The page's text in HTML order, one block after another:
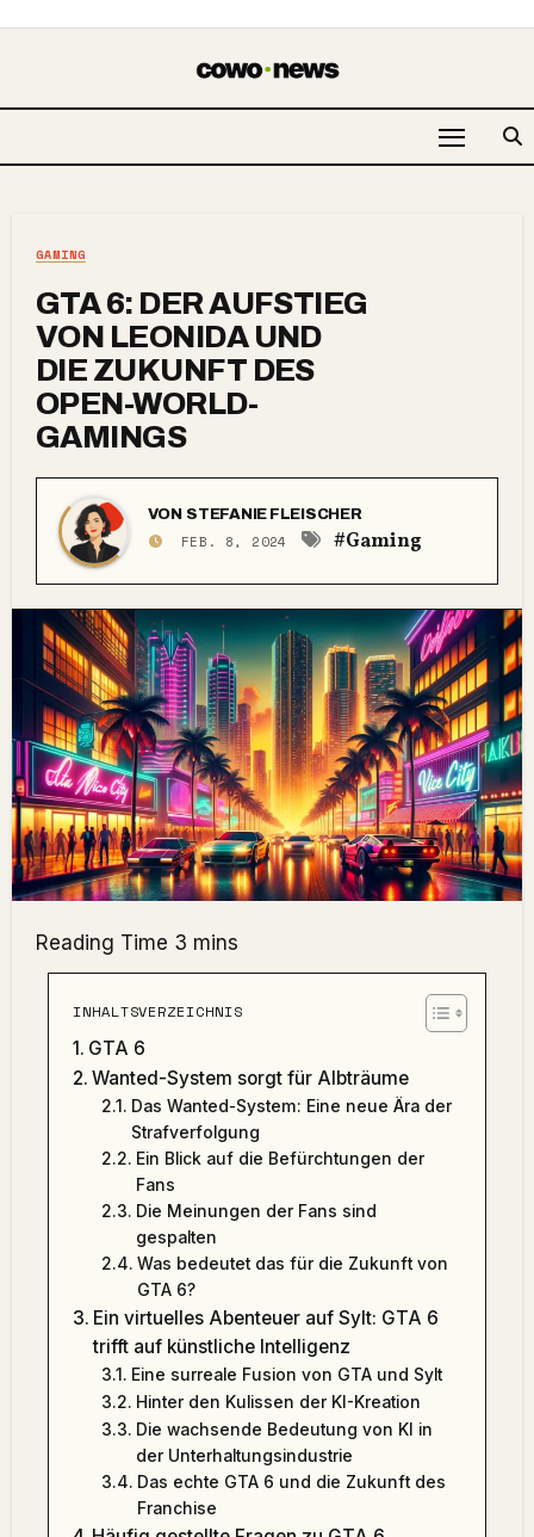
GAMING
GTA 6: DER AUFSTIEG
VON LEONIDA UND
DIE ZUKUNFT DES
OPEN-WORLD-
GAMINGS
VON STEFANIE FLEISCHER
FEB. 8, 2024 #Gaming
INHALTSVERZEICHNIS
GTA 6
Wanted-System sorgt für Albträume
Das Wanted-System: Eine neue Ära der
Strafverfolgung
Ein Blick auf die Befürchtungen der
Fans
Die Meinungen der Fans sind
gespalten
Was bedeutet das für die Zukunft von
GTA 6?
Ein virtuelles Abenteuer auf Sylt: GTA 6
trifft auf künstliche Intelligenz
Eine surreale Fusion von GTA und Sylt
Hinter den Kulissen der KI-Kreation
Die wachsende Bedeutung von KI in
der Unterhaltungsindustrie
Das echte GTA 6 und die Zukunft des
Franchise